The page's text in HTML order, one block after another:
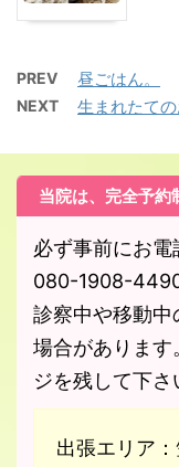
PREV 昼ごはん。
NEXT 生まれたての
当院は、完全予約
必ず事前にお
080-1908-4490
診察中や移動
場合がありま
ジを残して下さ
出張エリア